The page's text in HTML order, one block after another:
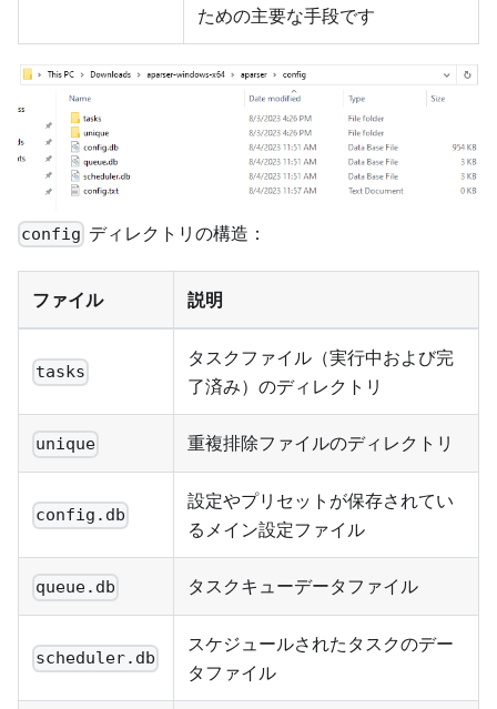
ための主要な手段です
config ディレクトリの構造：
ファイル 説明
tasks
タスクファイル（実行中および完
了済み）のディレクトリ
unique 重複排除ファイルのディレクトリ
config.db
設定やプリセットが保存されてい
るメイン設定ファイル
queue.db タスクキューデータファイル
scheduler.db
スケジュールされたタスクのデー
タファイル